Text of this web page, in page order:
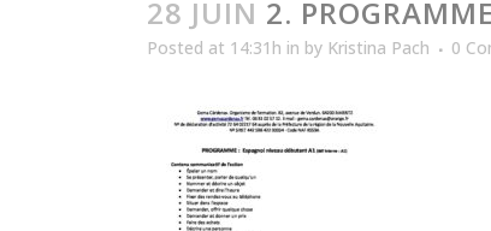
28 JUIN 2.
Posted at 14:31h in by Kristina Pach 0